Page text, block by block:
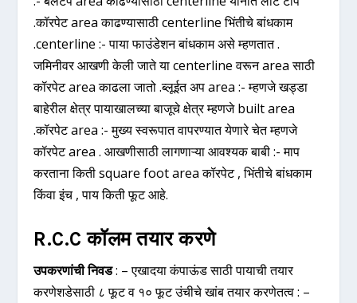
.कॉरपेट area काढण्यासाठी centerline भिंतीचे बांधकाम
.centerline :- पाया फाउंडेशन बांधकाम असे म्हणतात .
जमिनीवर आखणी केली जाते या centerline वरून area साठी
कॉरपेट area काढला जातो .ब्लूईत अप area :- म्हणजे खड्डा
बाहेरील क्षेत्र पायाखालच्या बाजूचे क्षेत्र म्हणजे built area
.कॉरपेट area :- मुख्य स्वरूपात वापरण्यात येणारे चेत म्हणजे
कॉरपेट area . आखणीसाठी लागणाऱ्या आवश्यक बाबी :- माप
करताना किती square foot area कॉरपेट , भिंतीचे बांधकाम
किंवा इंच , पाय किती फूट आहे.
R.C.C कॉलम तयार करणे
उपकरणांची निवड: – एखादया कंपाऊंड साठी पायाची तयार
करणेशडेसाठी ८ फूट व १० फूट उंचीचे खांब तयार करणेतत्व : –